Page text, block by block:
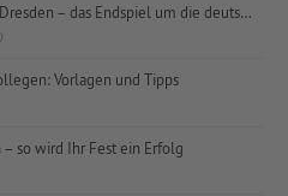
German Bowl 2025 in Dresden – das Endspiel um die deutsche Meisterschaft
Vorlagen und Tipps
so wird Ihr Fest ein Erfolg